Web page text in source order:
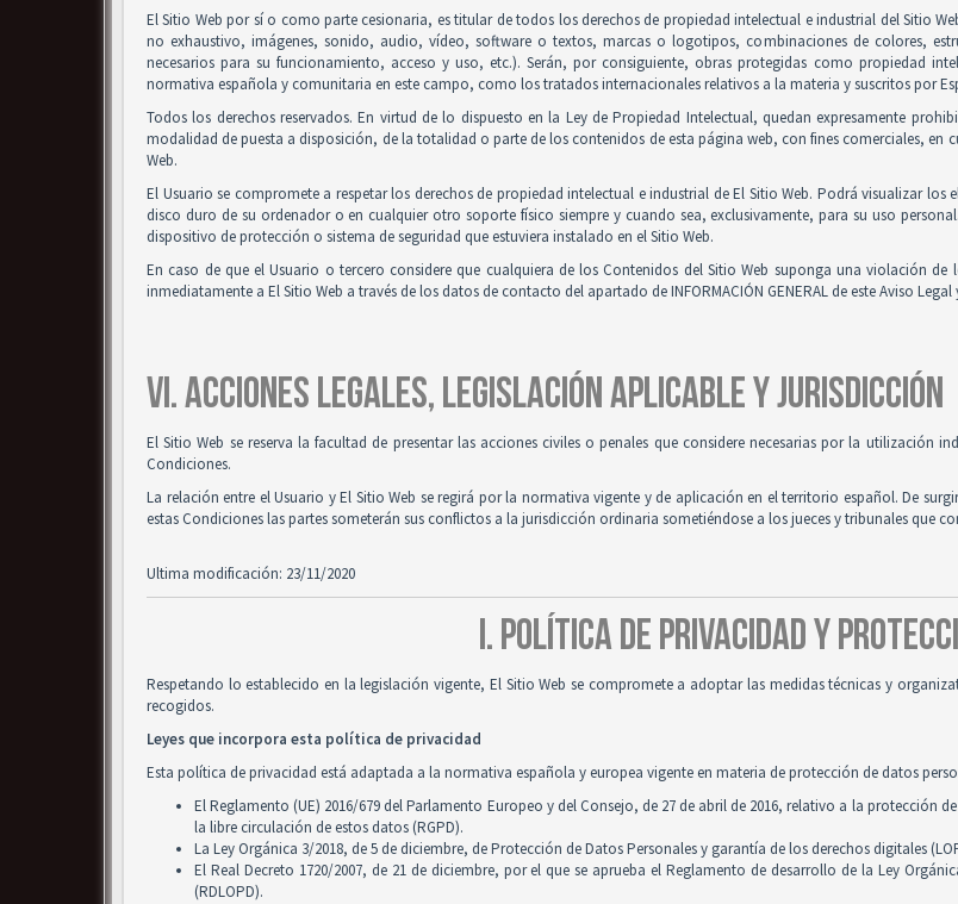
El Sitio Web por sí o como parte cesionaria, es titular de todos los derechos de propiedad intelectual e industrial del Sitio
no exhaustivo, imágenes, sonido, audio, vídeo, software o textos, marcas o logotipos, combinaciones de colores,
necesarios para su funcionamiento, acceso y uso, etc.). Serán, por consiguiente, obras protegidas como propiedad
normativa española y comunitaria en este campo, como los tratados internacionales relativos a la materia y suscritos por
Todos los derechos reservados. En virtud de lo dispuesto en la Ley de Propiedad Intelectual, quedan expresamente
modalidad de puesta a disposición, de la totalidad o parte de los contenidos de esta página web, con fines comerciales,
Web.
El Usuario se compromete a respetar los derechos de propiedad intelectual e industrial de El Sitio Web. Podrá visualizar
disco duro de su ordenador o en cualquier otro soporte físico siempre y cuando sea, exclusivamente, para su uso
dispositivo de protección o sistema de seguridad que estuviera instalado en el Sitio Web.
En caso de que el Usuario o tercero considere que cualquiera de los Contenidos del Sitio Web suponga una violación
inmediatamente a El Sitio Web a través de los datos de contacto del apartado de INFORMACIÓN GENERAL de este Aviso
VI. ACCIONES LEGALES, LEGISLACIÓN APLICABLE Y JURISDICCIÓN
El Sitio Web se reserva la facultad de presentar las acciones civiles o penales que considere necesarias por la utilización
Condiciones.
La relación entre el Usuario y El Sitio Web se regirá por la normativa vigente y de aplicación en el territorio español. De
estas Condiciones las partes someterán sus conflictos a la jurisdicción ordinaria sometiéndose a los jueces y tribunales que
Ultima modificación: 23/11/2020
I. POLÍTICA DE PRIVACIDAD Y
Respetando lo establecido en la legislación vigente, El Sitio Web se compromete a adoptar las medidas técnicas y
recogidos.
Leyes que incorpora esta política de privacidad
Esta política de privacidad está adaptada a la normativa española y europea vigente en materia de protección de datos
El Reglamento (UE) 2016/679 del Parlamento Europeo y del Consejo, de 27 de abril de 2016, relativo a la protección
la libre circulación de estos datos (RGPD).
La Ley Orgánica 3/2018, de 5 de diciembre, de Protección de Datos Personales y garantía de los derechos digitales
El Real Decreto 1720/2007, de 21 de diciembre, por el que se aprueba el Reglamento de desarrollo de la Ley
(RDLOPD).